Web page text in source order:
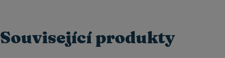
Související produkty